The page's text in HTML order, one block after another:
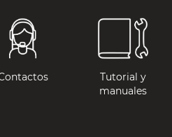
Tutorial y
manuales